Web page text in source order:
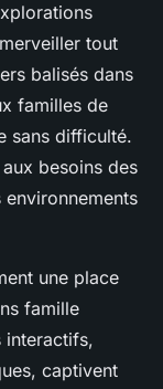
tout
balisés dans
familles de
sans difficulté.
besoins des
une place
famille
interactifs,
captivent